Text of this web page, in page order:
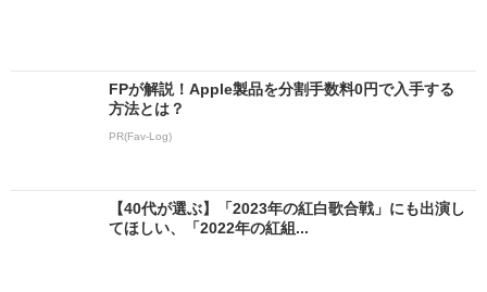
FPが解説！Apple製品を分割手数料0円で入手する
方法とは？
PR(Fav-Log)
【40代が選ぶ】「2023年の紅白歌合戦」にも出演し
てほしい、「2022年の紅組...